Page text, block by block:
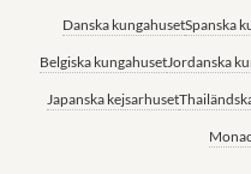
Danska kungahusetSpanska
Belgiska kungahusetJordanska
Japanska kejsarhuset